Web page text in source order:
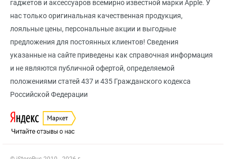
гаджетов и аксессуаров всемирно известной марки Apple. У
нас только оригинальная качественная продукция,
лояльные цены, персональные акции и выгодные
предложения для постоянных клиентов! Сведения
указанные на сайте приведены как справочная информация
и не являются публичной офертой, определяемой
положениями статей 437 и 435 Гражданского кодекса
Российской Федерации